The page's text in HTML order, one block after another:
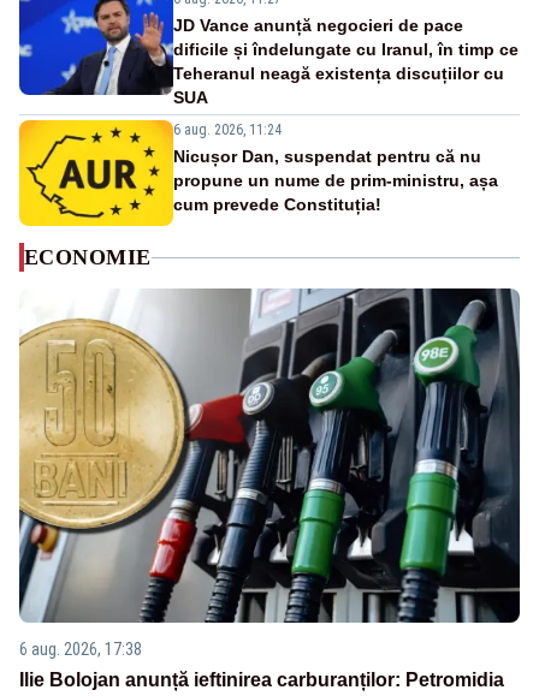
JD Vance anunță negocieri de pace
dificile și îndelungate cu Iranul, în timp ce
Teheranul neagă existența discuțiilor cu
SUA
6 aug. 2026, 11:24
Nicușor Dan, suspendat pentru că nu
propune un nume de prim-ministru, așa
cum prevede Constituția!
ECONOMIE
6 aug. 2026, 17:38
Ilie Bolojan anunță ieftinirea carburanților: Petromidia